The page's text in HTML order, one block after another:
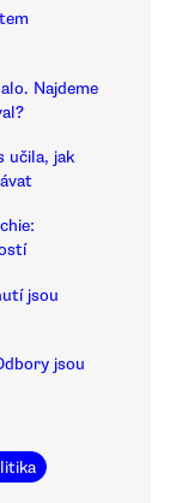
Najdeme
učila, jak
jsou
jsou